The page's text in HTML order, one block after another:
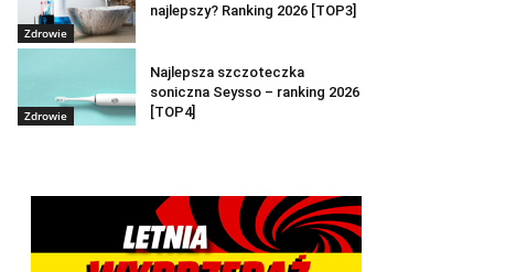
Zdrowie
najlepszy? Ranking 2026 [TOP3]
Zdrowie
Najlepsza szczoteczka
soniczna Seysso – ranking 2026
[TOP4]